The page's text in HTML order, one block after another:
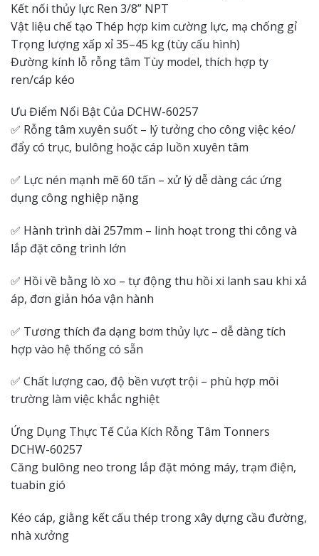
Kết nối thủy lực Ren 3/8” NPT
Vật liệu chế tạo Thép hợp kim cường lực, mạ chống gỉ
Trọng lượng xấp xỉ 35–45 kg (tùy cấu hình)
Đường kính lỗ rỗng tâm Tùy model, thích hợp ty
ren/cáp kéo
Ưu Điểm Nổi Bật Của DCHW-60257
✅ Rỗng tâm xuyên suốt – lý tưởng cho công việc kéo/
đẩy có trục, bulông hoặc cáp luồn xuyên tâm
✅ Lực nén mạnh mẽ 60 tấn – xử lý dễ dàng các ứng
dụng công nghiệp nặng
✅ Hành trình dài 257mm – linh hoạt trong thi công và
lắp đặt công trình lớn
✅ Hồi về bằng lò xo – tự động thu hồi xi lanh sau khi xả
áp, đơn giản hóa vận hành
✅ Tương thích đa dạng bơm thủy lực – dễ dàng tích
hợp vào hệ thống có sẵn
✅ Chất lượng cao, độ bền vượt trội – phù hợp môi
trường làm việc khắc nghiệt
Ứng Dụng Thực Tế Của Kích Rỗng Tâm Tonners
DCHW-60257
Căng bulông neo trong lắp đặt móng máy, trạm điện,
tuabin gió
Kéo cáp, giằng kết cấu thép trong xây dựng cầu đường,
nhà xưởng